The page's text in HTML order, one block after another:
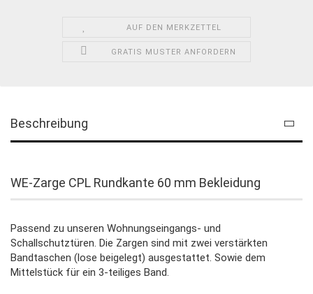
AUF DEN MERKZETTEL
GRATIS MUSTER ANFORDERN
Beschreibung
WE-Zarge CPL Rundkante 60 mm Bekleidung
Passend zu unseren Wohnungseingangs- und
Schallschutztüren. Die Zargen sind mit zwei verstärkten
Bandtaschen (lose beigelegt) ausgestattet. Sowie dem
Mittelstück für ein 3-teiliges Band.